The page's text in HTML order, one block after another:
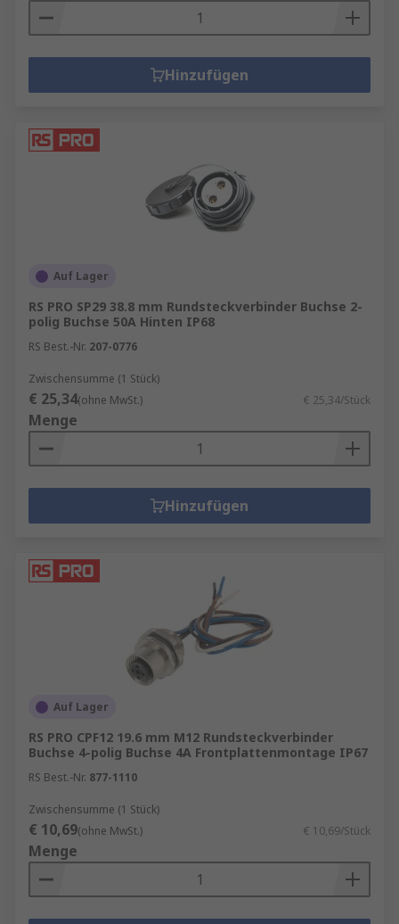
Hinzufügen
Auf Lager
RS PRO SP29 38.8 mm Rundsteckverbinder Buchse 2-
polig Buchse 50A Hinten IP68
RS Best.-Nr. 207-0776
Zwischensumme (1 Stück)
€ 25,34(ohne MwSt.) € 25,34/Stück
Menge
Hinzufügen
Auf Lager
RS PRO CPF12 19.6 mm M12 Rundsteckverbinder
Buchse 4-polig Buchse 4A Frontplattenmontage IP67
RS Best.-Nr. 877-1110
Zwischensumme (1 Stück)
€ 10,69(ohne MwSt.) € 10,69/Stück
Menge